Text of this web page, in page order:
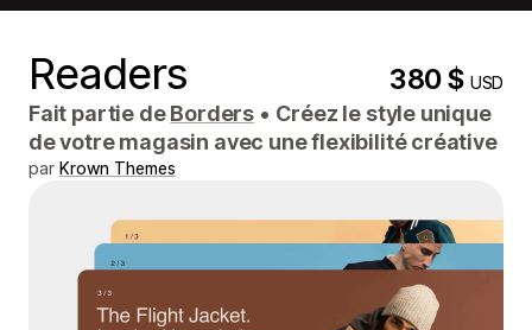
Readers 380 $USD
Fait partie deBorders • Créez le style unique
de votre magasin avec une flexibilité créative
par Krown Themes